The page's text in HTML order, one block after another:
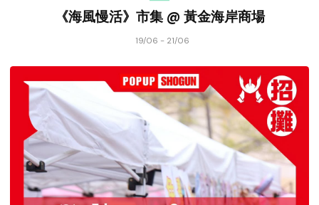
《海風慢活》市集 @ 黃金海岸商場
19/06 - 21/06